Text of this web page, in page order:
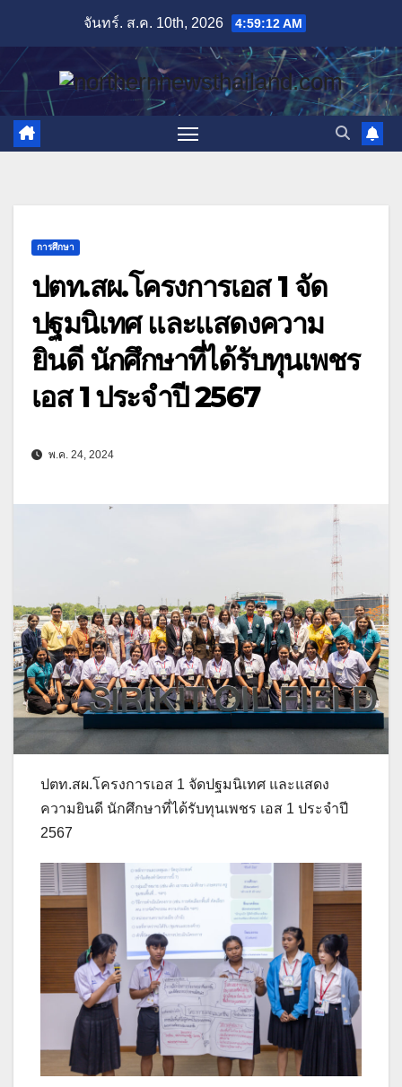
content
จันทร์. ส.ค. 10th, 2026 4:59:14 AM
การศึกษา
ปตท.สผ.โครงการเอส 1 จัด
ปฐมนิเทศ และแสดงความ
ยินดี นักศึกษาที่ได้รับทุนเพชร
เอส 1 ประจำปี 2567
พ.ค. 24, 2024
ปตท.สผ.โครงการเอส 1 จัดปฐมนิเทศ และแสดง
ความยินดี นักศึกษาที่ได้รับทุนเพชร เอส 1 ประจำปี
2567